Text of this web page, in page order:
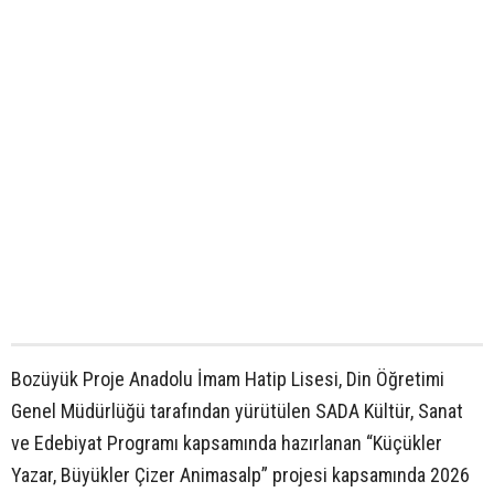
Bozüyük Proje Anadolu İmam Hatip Lisesi, Din Öğretimi
Genel Müdürlüğü tarafından yürütülen SADA Kültür, Sanat
ve Edebiyat Programı kapsamında hazırlanan “Küçükler
Yazar, Büyükler Çizer Animasalp” projesi kapsamında 2026